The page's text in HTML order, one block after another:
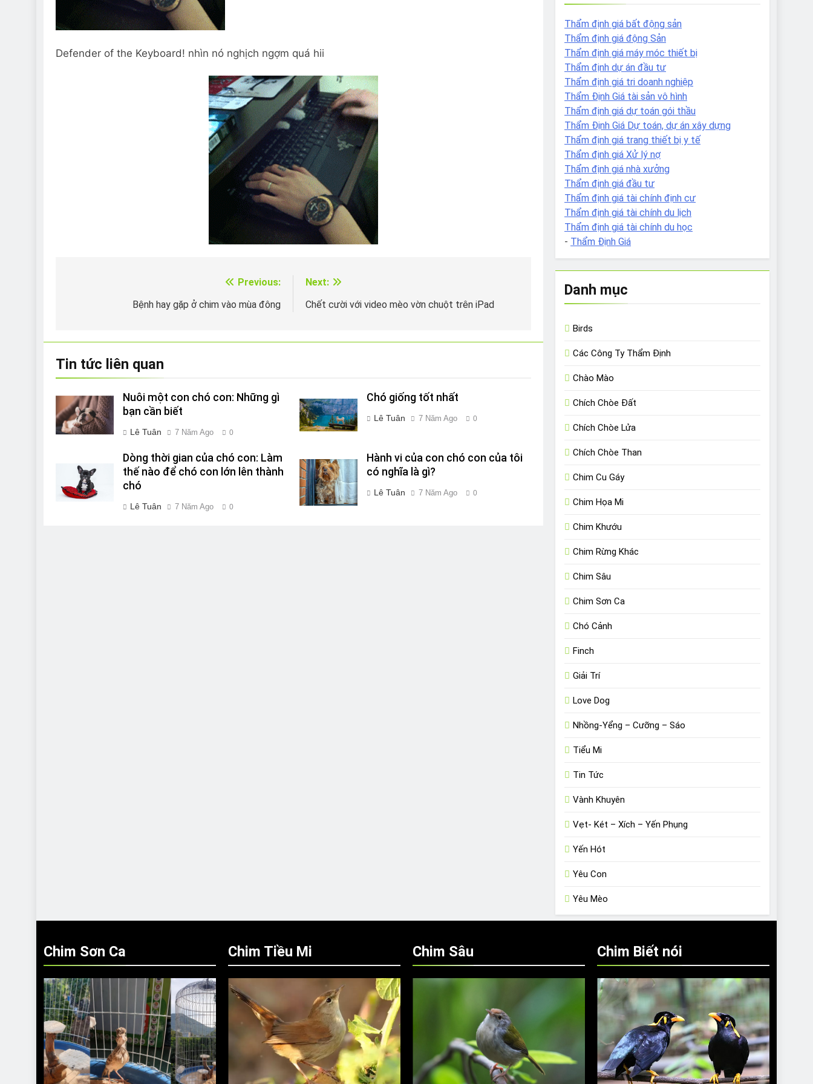
Defender of the Keyboard! nhìn nó nghịch ngợm quá hii
Previous:
Bệnh hay gặp ở chim vào mùa đông
Next:
Chết cười với video mèo vờn chuột trên iPad
Tin tức liên quan
Nuôi một con chó con: Những gì
bạn cần biết
Lê Tuân 7 Năm Ago 0
Chó giống tốt nhất
Lê Tuân 7 Năm Ago 0
Dòng thời gian của chó con: Làm
thế nào để chó con lớn lên thành
chó
Lê Tuân 7 Năm Ago 0
Hành vi của con chó con của tôi
có nghĩa là gì?
Lê Tuân 7 Năm Ago 0
Thẩm định giá bất động sản
Thẩm định giá động Sản
Thẩm định giá máy móc thiết bị
Thẩm định dự án đầu tư
Thẩm định giá tri doanh nghiệp
Thẩm Định Giá tài sản vô hình
Thẩm định giá dự toán gói thầu
Thẩm Định Giá Dự toán, dự án xây dựng
Thẩm định giá trang thiết bị y tế
Thẩm định giá Xử lý nợ
Thẩm định giá nhà xưởng
Thẩm định giá đầu tư
Thẩm định giá tài chính định cư
Thẩm định giá tài chính du lịch
Thẩm định giá tài chính du học
- Thẩm Định Giá
Danh mục
Birds
Các Công Ty Thẩm Định
Chào Mào
Chích Chòe Đất
Chích Chòe Lửa
Chích Chòe Than
Chim Cu Gáy
Chim Họa Mi
Chim Khướu
Chim Rừng Khác
Chim Sâu
Chim Sơn Ca
Chó Cảnh
Finch
Giải Trí
Love Dog
Nhồng-Yểng – Cưỡng – Sáo
Tiểu Mi
Tin Tức
Vành Khuyên
Vẹt- Két – Xích – Yến Phụng
Yến Hót
Yêu Con
Yêu Mèo
Chim Sơn Ca Chim Tiều Mi Chim Sâu Chim Biết nói